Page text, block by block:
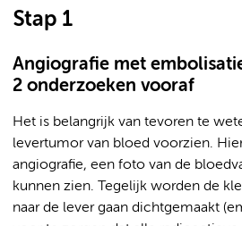
Stap 1
Angiografie met
2 onderzoeken vooraf
Het is belangrijk van tevoren te
levertumor van bloed voorzien.
angiografie, een foto van de
kunnen zien. Tegelijk worden de
naar de lever gaan dichtgemaakt